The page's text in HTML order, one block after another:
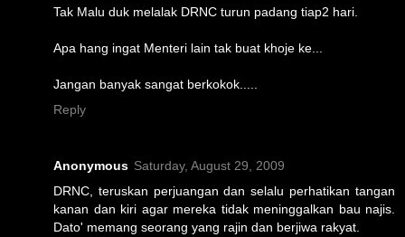
Tak Malu duk melalak DRNC turun padang tiap2 hari.
Apa hang ingat Menteri lain tak buat khoje ke...
Jangan banyak sangat berkokok.....
Reply
Anonymous Saturday, August 29, 2009
DRNC, teruskan perjuangan dan selalu perhatikan tangan
kanan dan kiri agar mereka tidak meninggalkan bau najis.
Dato' memang seorang yang rajin dan berjiwa rakyat.